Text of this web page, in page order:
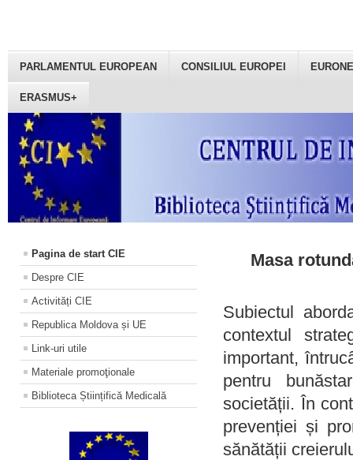
PARLAMENTUL EUROPEAN CONSILIUL EUROPEI
ERASMUS+
Pagina de start CIE
Despre CIE
Activități CIE
Republica Moldova și UE
Link-uri utile
Materiale promoţionale
Biblioteca Științifică Medicală
Masa
Subiectul
contextul
important,
pentru
societății. În
prevenției și
sănătății